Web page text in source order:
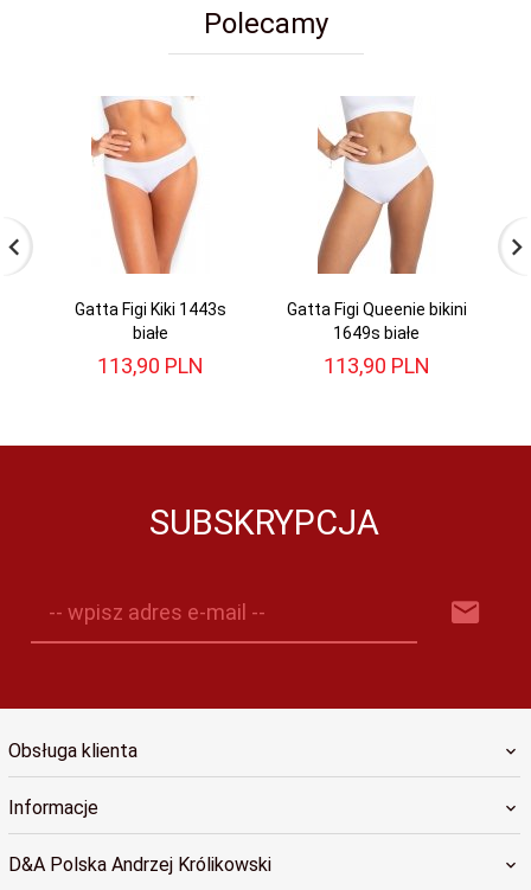
Polecamy
Gatta Figi Kiki 1443s
białe
113,90 PLN
Gatta Figi Queenie bikini
1649s białe
113,90 PLN
SUBSKRYPCJA
-- wpisz adres e-mail --
Obsługa klienta
Informacje
D&A Polska Andrzej Królikowski